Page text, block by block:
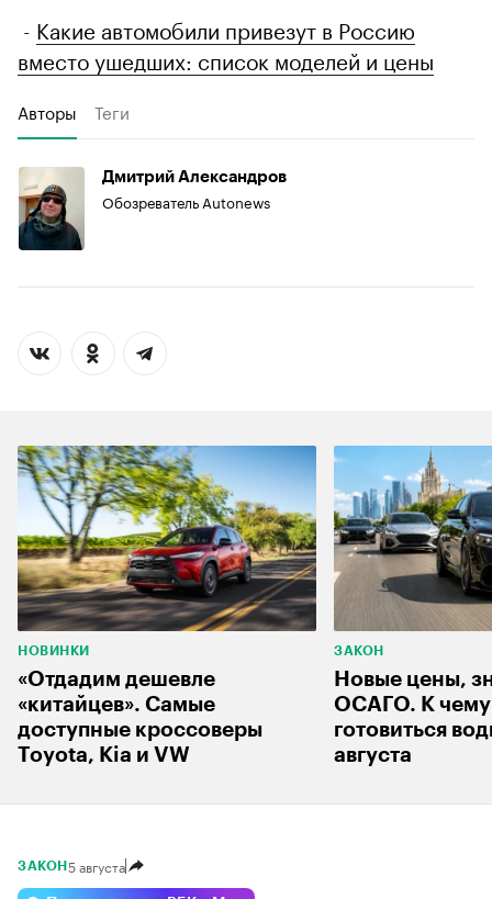
- Какие автомобили привезут в Россию
вместо ушедших: список моделей и цены
Авторы Теги
Дмитрий Александров
Обозреватель Autonews
НОВИНКИ
«Отдадим дешевле
«китайцев». Самые
доступные кроссоверы
Toyota, Kia и VW
ЗАКОН
Новые цены,
ОСАГО. К
готовиться
августа
ЗАКОН 5 августа